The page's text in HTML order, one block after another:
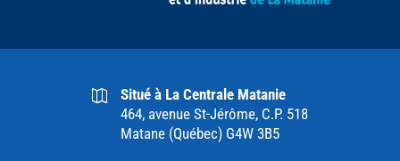
Situé à La Centrale Matanie
464, avenue St-Jérôme, C.P. 518
Matane (Québec) G4W 3B5